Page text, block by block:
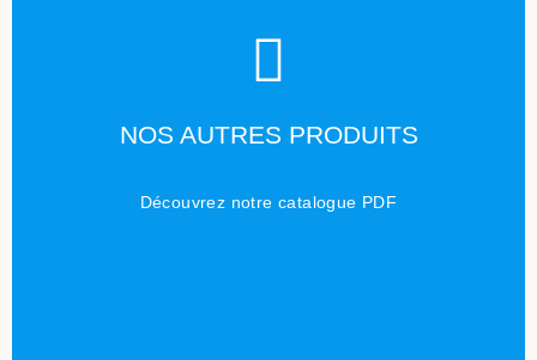
NOS AUTRES PRODUITS
Découvrez notre catalogue PDF
TÉLÉCHARGER